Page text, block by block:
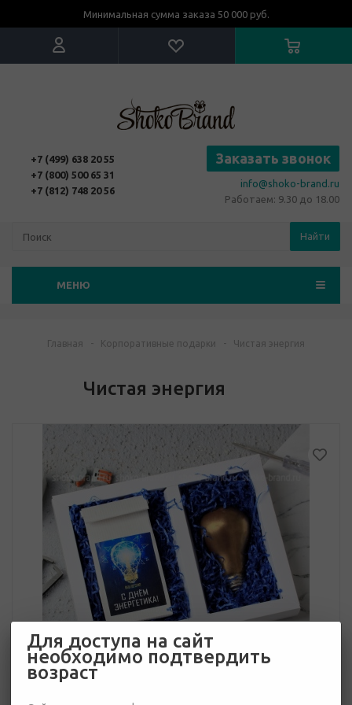
Минимальная сумма заказа 50 000 руб.
+7 (499) 638 20 55
+7 (800) 500 65 31
+7 (812) 748 20 56
Заказать звонок
info@shoko-brand.ru
Работаем: 9.30 до 18.00
Найти
МЕНЮ
Главная - Корпоративные подарки - Чистая энергия
Чистая энергия
Для доступа на сайт
необходимо подтвердить
возраст